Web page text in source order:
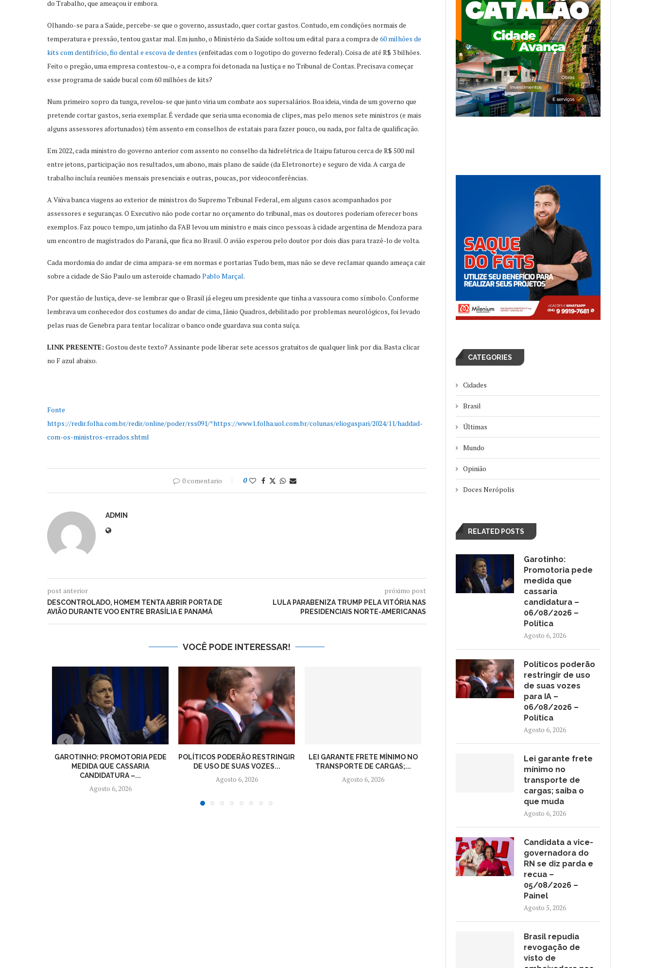
do Trabalho, que ameaçou ir embora.
Olhando-se para a Saúde, percebe-se que o governo, assustado, quer cortar gastos. Contudo, em condições normais de
temperatura e pressão, tentou gastar mal. Em junho, o Ministério da Saúde soltou um edital para a compra de 60 milhões de
kits com dentifrício, fio dental e escova de dentes (enfeitadas com o logotipo do governo federal). Coisa de até R$ 3 bilhões.
Feito o pregão, uma empresa contestou-o, e a compra foi detonada na Justiça e no Tribunal de Contas. Precisava começar
esse programa de saúde bucal com 60 milhões de kits?
Num primeiro sopro da tunga, revelou-se que junto viria um combate aos supersalários. Boa ideia, vinda de um governo que
pretende cortar gastos, seria exemplar. É verdade que seria uma economia de clipes, mas pelo menos sete ministros (e mais
alguns assessores afortunados) têm assento em conselhos de estatais para fazer pouco, ou nada, por falta de qualificação.
Em 2022, cada ministro do governo anterior com assento no conselho da hidrelétrica de Itaipu faturou cerca de R$ 500 mil
entre jetons, participação nos resultados, um abono, mais plano de saúde (da Eletronorte) e seguro de vida. A carga de
trabalho incluía reuniões mensais presenciais e outras, poucas, por videoconferências.
A Viúva banca viagens ao exterior de ministros do Supremo Tribunal Federal, em alguns casos acompanhados por
assessores e seguranças. O Executivo não pode cortar no orçamento do tribunal, mas os doutores poderiam oferecer bons
exemplos. Faz pouco tempo, um jatinho da FAB levou um ministro e mais cinco pessoas à cidade argentina de Mendoza para
um encontro de magistrados do Paraná, que fica no Brasil. O avião esperou pelo doutor por dois dias para trazê-lo de volta.
Cada mordomia do andar de cima ampara-se em normas e portarias Tudo bem, mas não se deve reclamar quando ameaça cair
sobre a cidade de São Paulo um asteroide chamado Pablo Marçal.
Por questão de Justiça, deve-se lembrar que o Brasil já elegeu um presidente que tinha a vassoura como símbolo. Conforme
lembrava um conhecedor dos costumes do andar de cima, Jânio Quadros, debilitado por problemas neurológicos, foi levado
pelas ruas de Genebra para tentar localizar o banco onde guardava sua conta suíça.
LINK PRESENTE: Gostou deste texto? Assinante pode liberar sete acessos gratuitos de qualquer link por dia. Basta clicar
no F azul abaixo.
Fonte
https://redir.folha.com.br/redir/online/poder/rss091/*https://www1.folha.uol.com.br/colunas/eliogaspari/2024/11/haddad-
com-os-ministros-errados.shtml
0 comentario 0
ADMIN
post anterior
DESCONTROLADO, HOMEM TENTA ABRIR PORTA DE
AVIÃO DURANTE VOO ENTRE BRASÍLIA E PANAMÁ
próximo post
LULA PARABENIZA TRUMP PELA VITÓRIA NAS
PRESIDENCIAIS NORTE-AMERICANAS
VOCÊ PODE INTERESSAR!
GAROTINHO: PROMOTORIA PEDE
MEDIDA QUE CASSARIA
CANDIDATURA –...
Agosto 6, 2026
POLÍTICOS PODERÃO RESTRINGIR
DE USO DE SUAS VOZES...
Agosto 6, 2026
LEI GARANTE FRETE MÍNIMO NO
TRANSPORTE DE CARGAS;...
Agosto 6, 2026
GOVERNADORA DO RN SE DIZ
BRASIL REPUDIA
VISTO DE EMBAIXADORA
CATEGORIES
Cidades
Brasil
Últimas
Mundo
Opinião
Doces Nerópolis
RELATED POSTS
Garotinho:
Promotoria pede
medida que
cassaria
candidatura –
06/08/2026 –
Política
Agosto 6, 2026
Políticos poderão
restringir de uso
de suas vozes
para IA –
06/08/2026 –
Política
Agosto 6, 2026
Lei garante frete
mínimo no
transporte de
cargas; saiba o
que muda
Agosto 6, 2026
Candidata a vice-
governadora do
RN se diz parda e
recua –
05/08/2026 –
Painel
Agosto 5, 2026
Brasil repudia
revogação de
visto de